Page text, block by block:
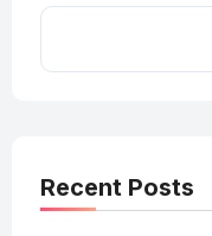
Recent Posts